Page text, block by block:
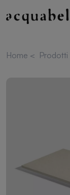
Home < Prodotti